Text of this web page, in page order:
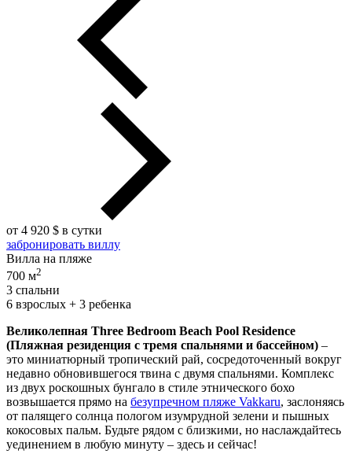
от 4 920 $ в сутки
забронировать виллу
Вилла на пляже
700 м2
3 спальни
6 взрослых + 3 ребенка
Великолепная Three Bedroom Beach Pool Residence
(Пляжная резиденция с тремя спальнями и бассейном) –
это миниатюрный тропический рай, сосредоточенный вокруг
недавно обновившегося твина с двумя спальнями. Комплекс
из двух роскошных бунгало в стиле этнического бохо
возвышается прямо на безупречном пляже Vakkaru, заслоняясь
от палящего солнца пологом изумрудной зелени и пышных
кокосовых пальм. Будьте рядом с близкими, но наслаждайтесь
уединением в любую минуту – здесь и сейчас!